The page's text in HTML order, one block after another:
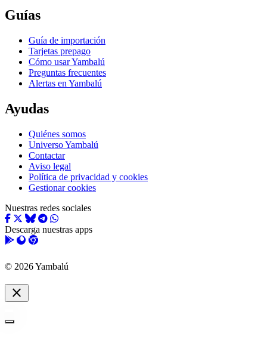
Guías
Guía de importación
Tarjetas prepago
Cómo usar Yambalú
Preguntas frecuentes
Alertas en Yambalú
Ayudas
Quiénes somos
Universo Yambalú
Contactar
Aviso legal
Política de privacidad y cookies
Gestionar cookies
Nuestras redes sociales
Descarga nuestras apps
© 2026 Yambalú
close